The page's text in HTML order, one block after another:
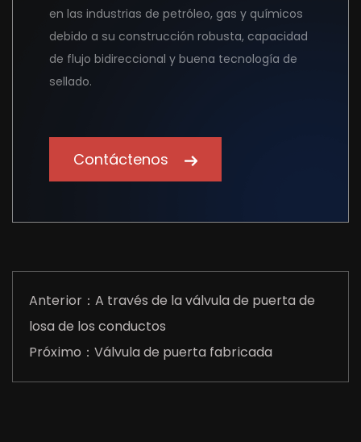
en las industrias de petróleo, gas y químicos
debido a su construcción robusta, capacidad
de flujo bidireccional y buena tecnología de
sellado.
Contáctenos
Anterior：A través de la válvula de puerta de
losa de los conductos
Próximo：Válvula de puerta fabricada